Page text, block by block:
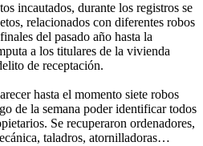
incautados, durante los registros se
relacionados con diferentes robos
del pasado año hasta la
a los titulares de la vivienda
de receptación.
hasta el momento siete robos
de la semana poder identificar todos
Se recuperaron ordenadores,
taladros, atornilladoras…